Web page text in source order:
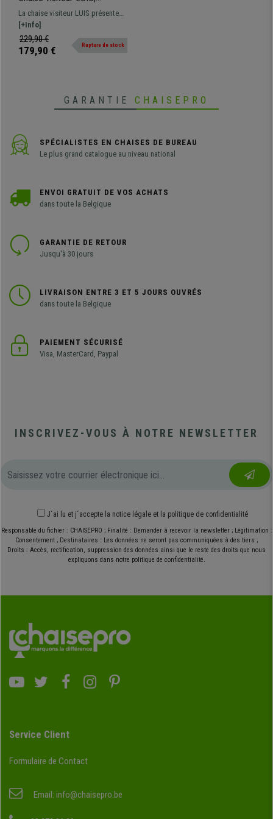
Structure en Métal Noir,
Rembourrée, en Cuir, Crème
La chaise visiteur LUIS présente
un design élégant, un revêtement
en cuir synthétique de qualité, et
une structure métallique solide.
[+Info]
229,90 €
179,90 € Rupture de stock
GARANTIE CHAISEPRO
SPÉCIALISTES EN CHAISES DE BUREAU
Le plus grand catalogue au niveau national
ENVOI GRATUIT DE VOS ACHATS
dans toute la Belgique
GARANTIE DE RETOUR
Jusqu'à 30 jours
LIVRAISON ENTRE 3 ET 5 JOURS OUVRÉS
dans toute la Belgique
PAIEMENT SÉCURISÉ
Visa, MasterCard, Paypal
INSCRIVEZ-VOUS À NOTRE NEWSLETTER
J´ai lu et j´accepte la notice légale et la politique de confidentialité
Responsable du fichier : CHAISEPRO ; Finalité : Demander à recevoir la newsletter ; Légitimation :
Consentement ; Destinataires : Les données ne seront pas communiquées à des tiers ;
Droits : Accès, rectification, suppression des données ainsi que le reste des droits que nous
expliquons dans notre politique de confidentialité.
Service Client
Formulaire de Contact
Email: info@chaisepro.be